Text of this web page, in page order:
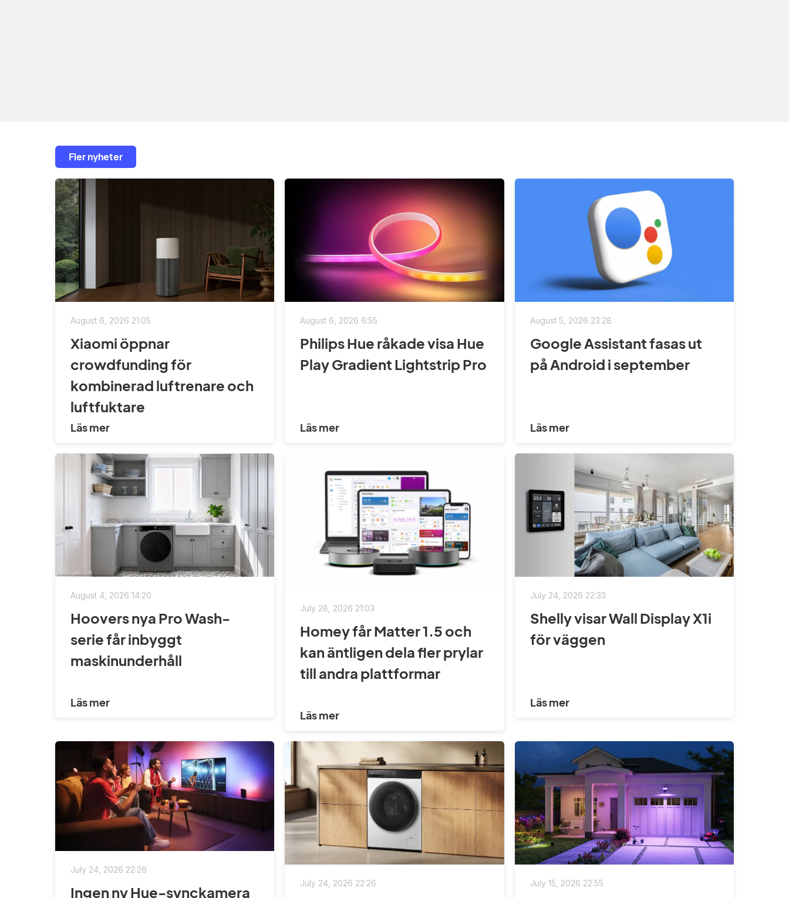
Fler nyheter
August 6, 2026 21:05
Xiaomi öppnar
crowdfunding för
kombinerad luftrenare och
luftfuktare
Läs mer
August 6, 2026 6:55
Philips Hue råkade visa Hue
Play Gradient Lightstrip Pro
Läs mer
August 5, 2026 23:28
Google Assistant fasas ut
på Android i september
Läs mer
August 4, 2026 14:20
Hoovers nya Pro Wash-
serie får inbyggt
maskinunderhåll
Läs mer
July 28, 2026 21:03
Homey får Matter 1.5 och
kan äntligen dela fler prylar
till andra plattformar
Läs mer
July 24, 2026 22:33
Shelly visar Wall Display X1i
för väggen
Läs mer
July 24, 2026 22:26
Ingen ny Hue-synckamera
July 24, 2026 22:26 July 15, 2026 22:55